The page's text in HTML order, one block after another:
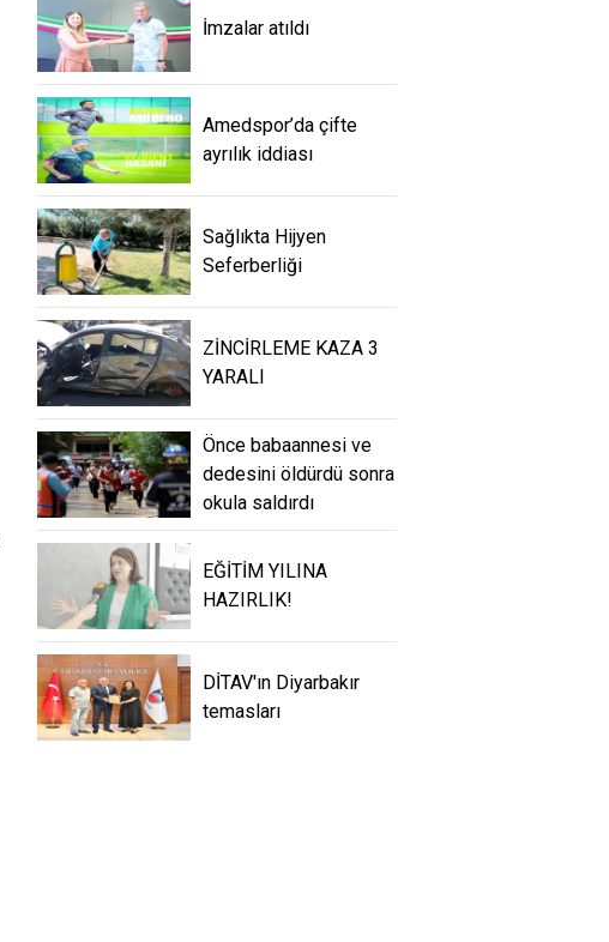
İmzalar atıldı
Amedspor’da çifte
ayrılık iddiası
Sağlıkta Hijyen
Seferberliği
ZİNCİRLEME KAZA 3
YARALI
Önce babaannesi ve
dedesini öldürdü sonra
okula saldırdı
EĞİTİM YILINA
HAZIRLIK!
DİTAV'ın Diyarbakır
temasları